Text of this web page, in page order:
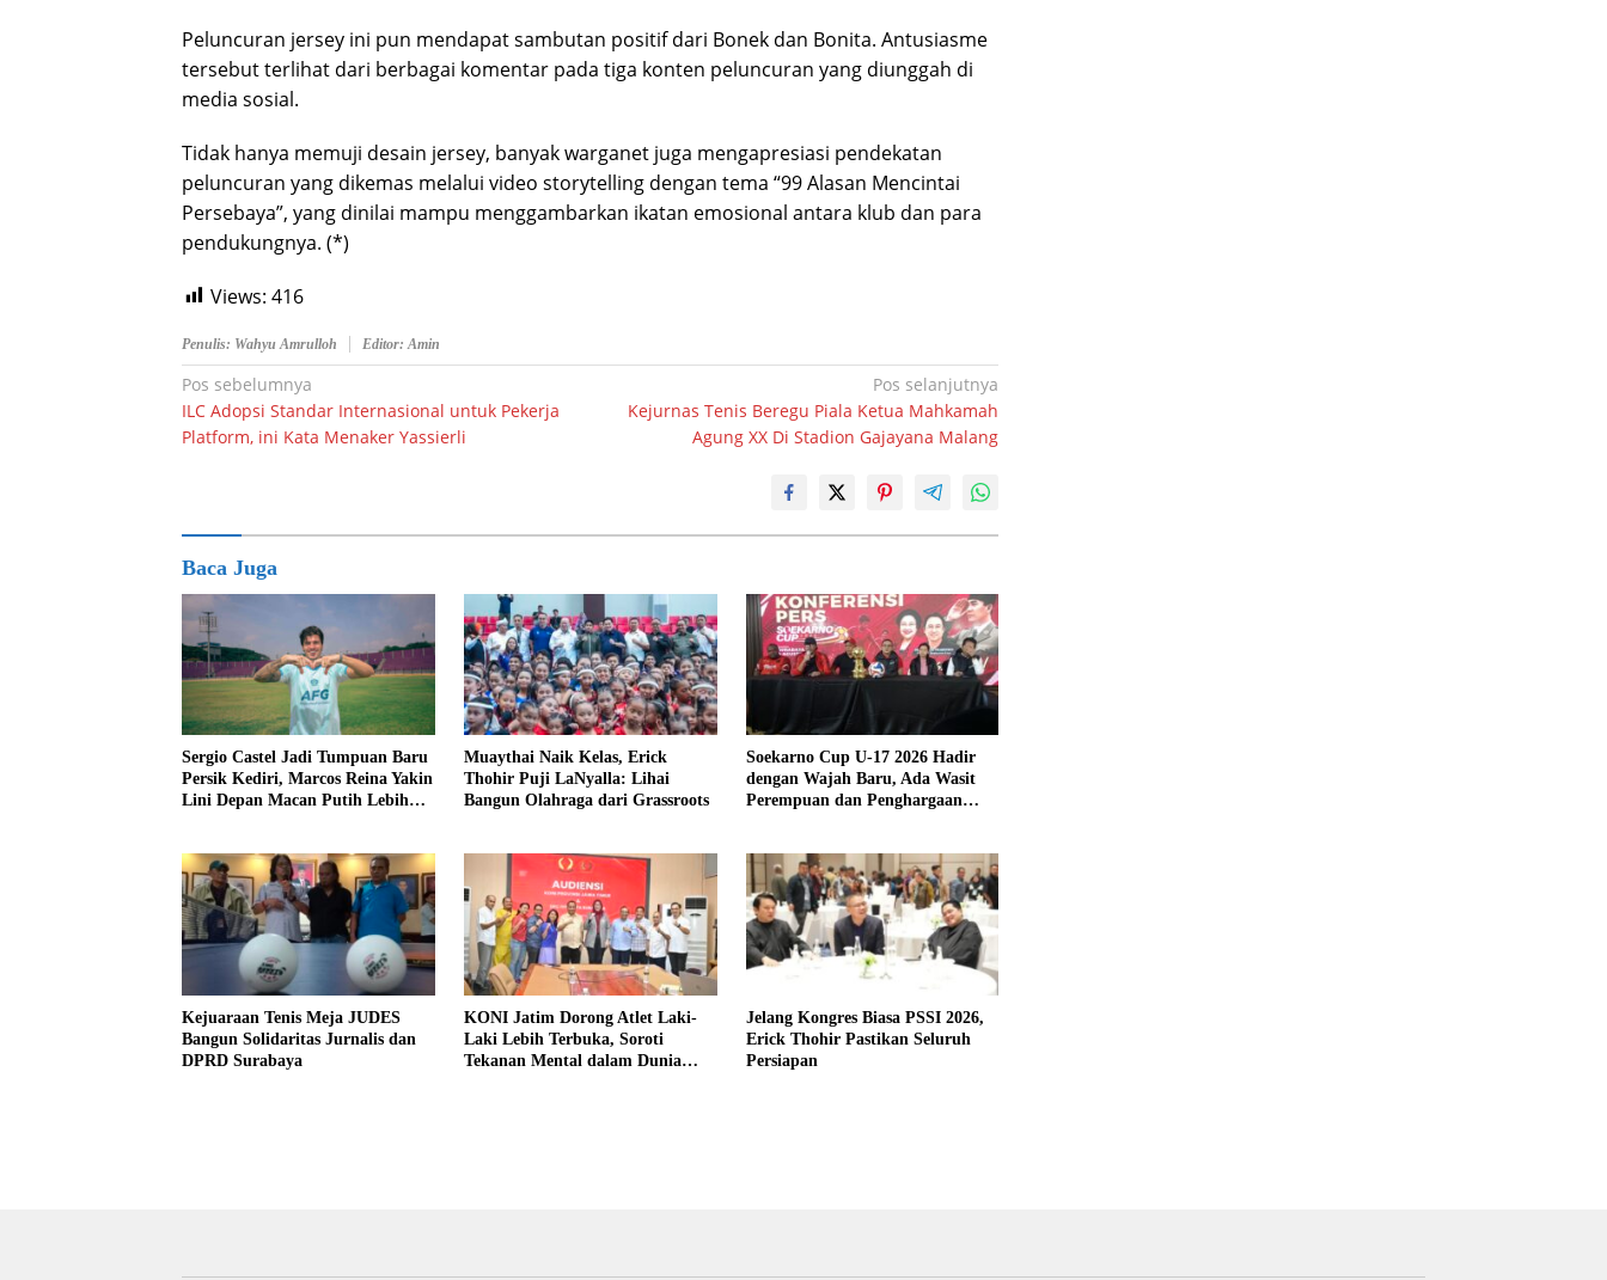
Peluncuran jersey ini pun mendapat sambutan positif dari Bonek dan Bonita. Antusiasme
tersebut terlihat dari berbagai komentar pada tiga konten peluncuran yang diunggah di
media sosial.
Tidak hanya memuji desain jersey, banyak warganet juga mengapresiasi pendekatan
peluncuran yang dikemas melalui video storytelling dengan tema “99 Alasan Mencintai
Persebaya”, yang dinilai mampu menggambarkan ikatan emosional antara klub dan para
pendukungnya. (*)
Views: 416
Penulis: Wahyu Amrulloh Editor: Amin
Navigasi
pos
Pos sebelumnya
ILC Adopsi Standar Internasional untuk Pekerja
Platform, ini Kata Menaker Yassierli
Pos selanjutnya
Kejurnas Tenis Beregu Piala Ketua Mahkamah
Agung XX Di Stadion Gajayana Malang
Baca Juga
Sergio Castel Jadi Tumpuan Baru
Persik Kediri, Marcos Reina Yakin
Lini Depan Macan Putih Lebih
Muaythai Naik Kelas, Erick
Thohir Puji LaNyalla: Lihai
Bangun Olahraga dari Grassroots
Soekarno Cup U-17 2026 Hadir
dengan Wajah Baru, Ada Wasit
Perempuan dan Penghargaan
Kejuaraan Tenis Meja JUDES
Bangun Solidaritas Jurnalis dan
DPRD Surabaya
KONI Jatim Dorong Atlet Laki-
Laki Lebih Terbuka, Soroti
Tekanan Mental dalam Dunia
Jelang Kongres Biasa PSSI 2026,
Erick Thohir Pastikan Seluruh
Persiapan